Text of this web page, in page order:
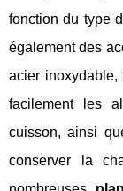
fonction du type
également des
acier inoxydable,
facilement les
cuisson, ainsi
conserver la